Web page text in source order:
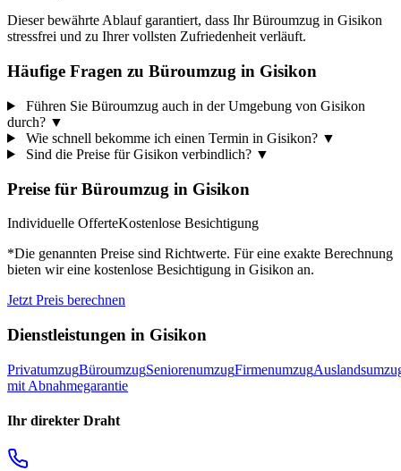
Dieser bewährte Ablauf garantiert, dass Ihr Büroumzug in Gisikon
stressfrei und zu Ihrer vollsten Zufriedenheit verläuft.
Häufige Fragen zu Büroumzug in Gisikon
Führen Sie Büroumzug auch in der Umgebung von Gisikon
durch? ▼
Wie schnell bekomme ich einen Termin in Gisikon? ▼
Sind die Preise für Gisikon verbindlich? ▼
Preise für Büroumzug in Gisikon
Individuelle OfferteKostenlose Besichtigung
*Die genannten Preise sind Richtwerte. Für eine exakte Berechnung
bieten wir eine kostenlose Besichtigung in Gisikon an.
Jetzt Preis berechnen
Dienstleistungen in Gisikon
PrivatumzugBüroumzugSeniorenumzugFirmenumzug
mit Abnahmegarantie
Ihr direkter Draht